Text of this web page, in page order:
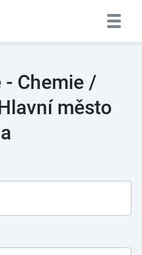
- Chemie /
město